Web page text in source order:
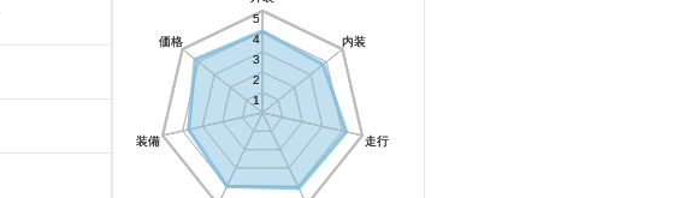
内装
走行
装備
価格
1
2
3
4
5
内装
走行
装備
価格
1
2
3
4
5